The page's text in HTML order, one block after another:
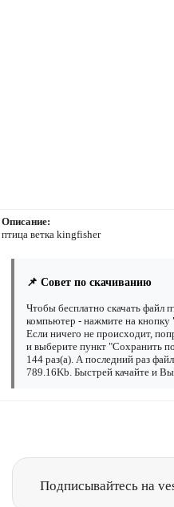
Описание:
птица ветка kingfisher
📌 Совет по скачиванию
Чтобы бесплатно скачать файл
компьютер - нажмите на кнопку
Если ничего не происходит,
и выберите пункт "Сохранить
144 раз(а). А последний раз
789.16Kb. Быстрей качайте и
Подписывайтесь на